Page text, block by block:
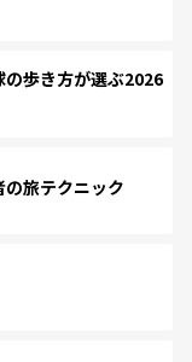
歩き方が選ぶ2026
旅テクニック